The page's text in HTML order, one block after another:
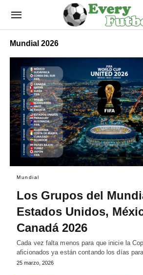
Mundial 2026
Mundial
Los Grupos del
Estados Unidos,
Canadá 2026
Cada vez falta menos para que inicie la
aficionados ya están contando los días
25 marzo, 2026